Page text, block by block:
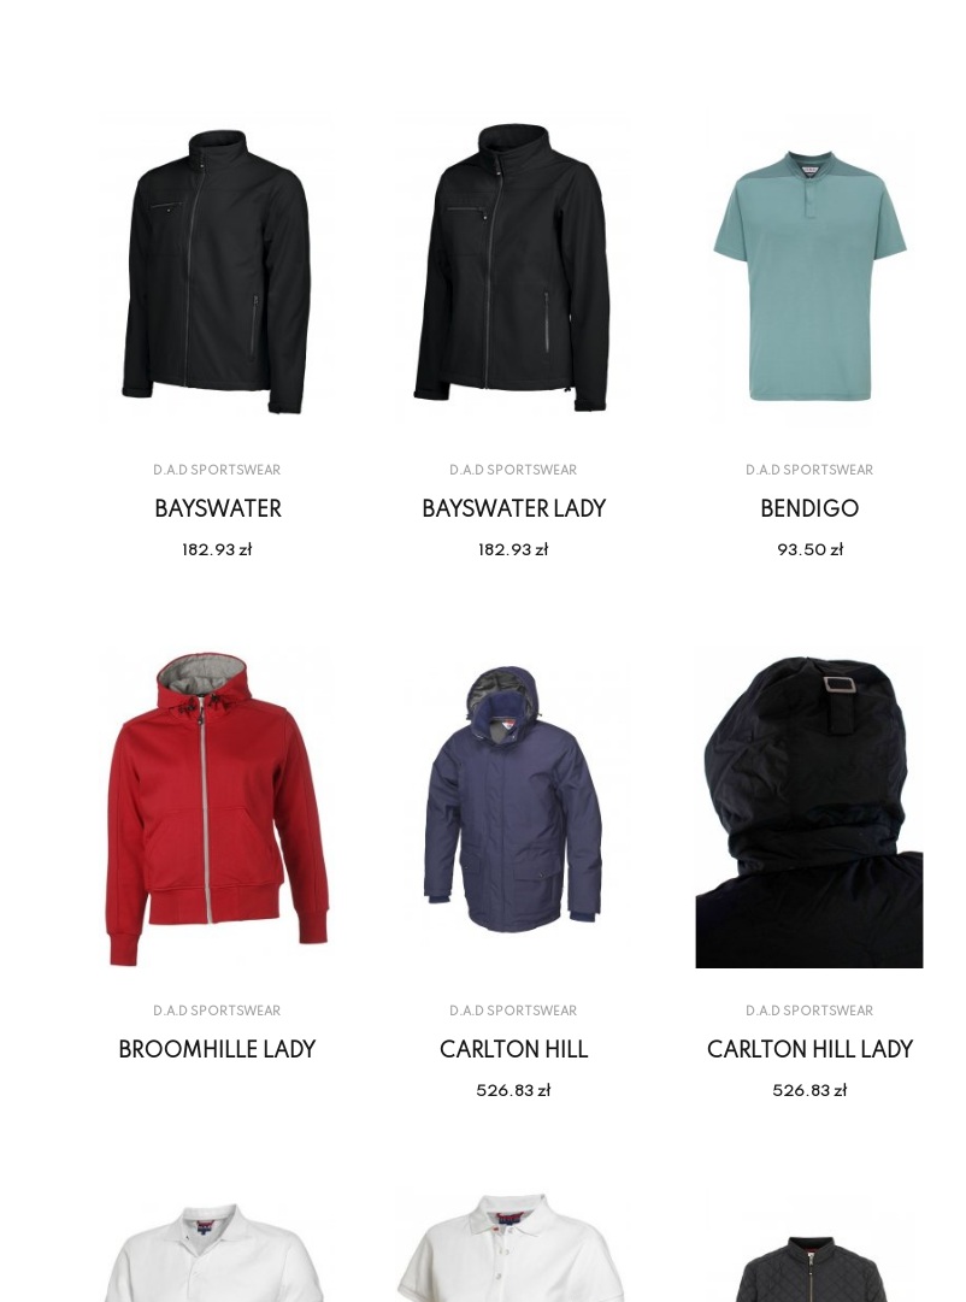
D.A.D SPORTSWEAR
BAYSWATER
182.93 zł
D.A.D SPORTSWEAR
BAYSWATER LADY
182.93 zł
D.A.D SPORTSWEAR
BENDIGO
93.50 zł
D.A.D SPORTSWEAR
BROOMHILLE LADY
D.A.D SPORTSWEAR
CARLTON HILL
526.83 zł
D.A.D SPORTSWEAR
CARLTON HILL LADY
526.83 zł